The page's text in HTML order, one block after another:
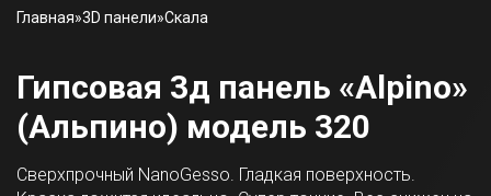
Главная»3D панели»Скала
Гипсовая 3д панель «Alpino»
(Альпино) модель 320
Сверхпрочный NanoGesso. Гладкая поверхность.